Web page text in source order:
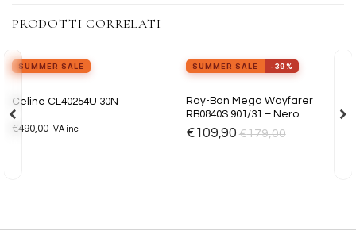
PRODOTTI CORRELATI
SUMMER SALE
Celine CL40254U 30N
€490,00 IVA inc.
alla lista
view_in_arProvalo ora
SUMMER SALE -39%
Ray-Ban Mega Wayfarer
RB0840S 901/31 – Nero
€109,90 €179,00